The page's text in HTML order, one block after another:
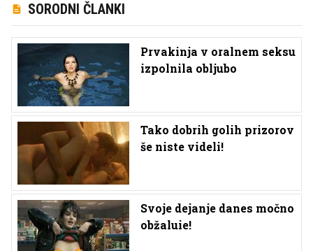
SORODNI ČLANKI
Prvakinja v oralnem seksu
izpolnila obljubo
Tako dobrih golih prizorov
še niste videli!
Svoje dejanje danes močno
obžaluie!